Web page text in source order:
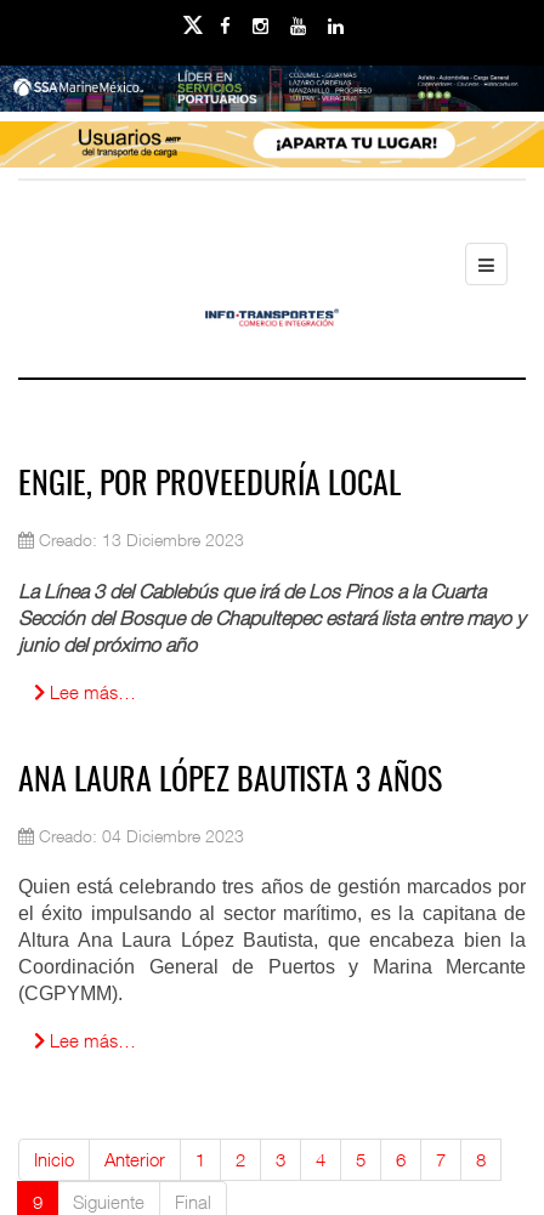
ENGIE, POR PROVEEDURÍA LOCAL
Creado: 13 Diciembre 2023
La Línea 3 del Cablebús que irá de Los Pinos a la Cuarta
Sección del Bosque de Chapultepec estará lista entre mayo y
junio del próximo año
Lee más…
ANA LAURA LÓPEZ BAUTISTA 3 AÑOS
Creado: 04 Diciembre 2023
Quien está celebrando tres años de gestión marcados por
el éxito impulsando al sector marítimo, es la capitana de
Altura Ana Laura López Bautista, que encabeza bien la
Coordinación General de Puertos y Marina Mercante
(CGPYMM).
Lee más…
Inicio Anterior 1 2 3 4 5 6 7
8
9
Siguiente Final